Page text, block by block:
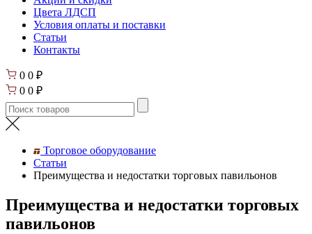
Цвета ЛДСП
Условия оплаты и поставки
Статьи
Контакты
0 0 ₽
0 0 ₽
Торговое оборудование
Статьи
Преимущества и недостатки торговых павильонов
Преимущества и недостатки торговых
павильонов